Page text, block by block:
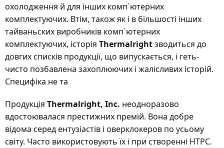
охолодження й для інших комп`ютерних
комплектуючих. Втім, також як і в більшості інших
тайваньских виробників комп`ютерних
комплектуючих, історія Thermalrightзводиться до
довгих списків продукції, що випускається, і геть-
чисто позбавлена захоплюючих і жалісливих історій.
Специфіка не та
Продукція Thermalright, Inc. неодноразово
вдостоювалася престижних премій. Вона добре
відома серед ентузіастів і оверклокеров по усьому
світу. Часто використовують їх і при створенні HTPC.